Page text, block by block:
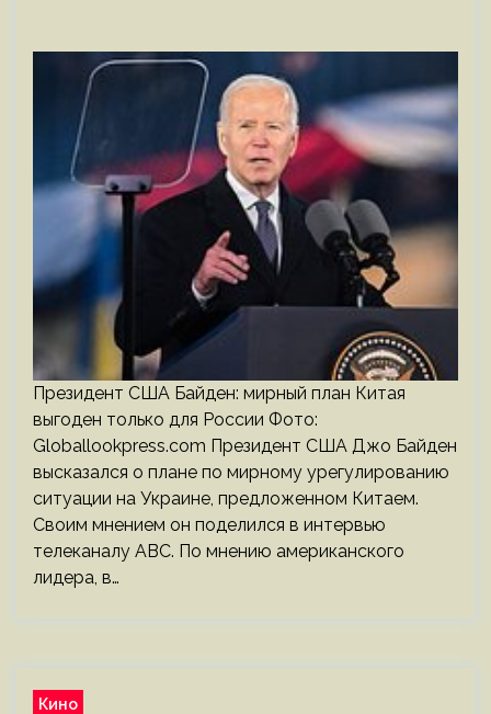
Президент США Байден: мирный план Китая
выгоден только для России Фото:
Globallookpress.com Президент США Джо Байден
высказался о плане по мирному урегулированию
ситуации на Украине, предложенном Китаем.
Своим мнением он поделился в интервью
телеканалу АВС. По мнению американского
лидера, в…
Кино